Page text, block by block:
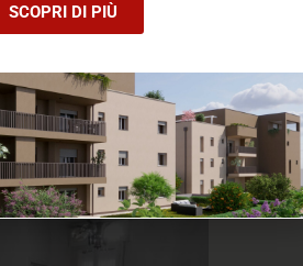
Bagni: 1
Camere: 1
R
SCOPRI DI PIÙ